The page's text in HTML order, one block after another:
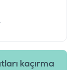
kaçırma